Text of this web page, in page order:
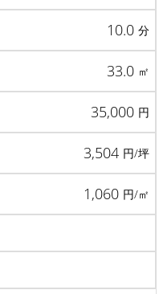
10.0 分
33.0 ㎡
35,000 円
3,504 円/坪
1,060 円/㎡